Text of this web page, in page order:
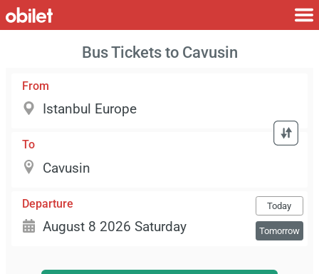
Bus Tickets to Cavusin
From
To
Departure Today
Tomorrow